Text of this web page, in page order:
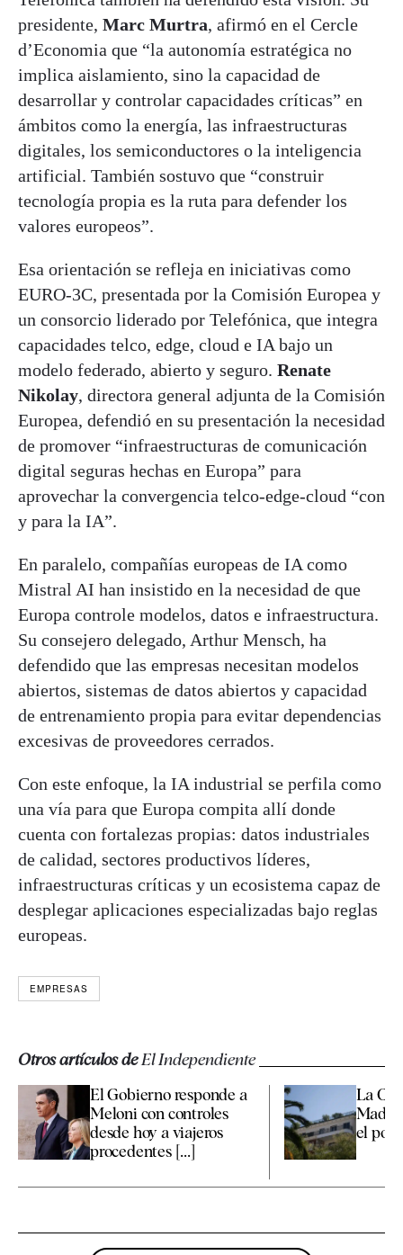
presidente, Marc Murtra, afirmó en el Cercle
d’Economia que “la autonomía estratégica no
implica aislamiento, sino la capacidad de
desarrollar y controlar capacidades críticas” en
ámbitos como la energía, las infraestructuras
digitales, los semiconductores o la inteligencia
artificial. También sostuvo que “construir
tecnología propia es la ruta para defender los
valores europeos”.
Esa orientación se refleja en iniciativas como
EURO-3C, presentada por la Comisión Europea y
un consorcio liderado por Telefónica, que integra
capacidades telco, edge, cloud e IA bajo un
modelo federado, abierto y seguro. Renate
Nikolay, directora general adjunta de la Comisión
Europea, defendió en su presentación la necesidad
de promover “infraestructuras de comunicación
digital seguras hechas en Europa” para
aprovechar la convergencia telco-edge-cloud “con
y para la IA”.
En paralelo, compañías europeas de IA como
Mistral AI han insistido en la necesidad de que
Europa controle modelos, datos e infraestructura.
Su consejero delegado, Arthur Mensch, ha
defendido que las empresas necesitan modelos
abiertos, sistemas de datos abiertos y capacidad
de entrenamiento propia para evitar dependencias
excesivas de proveedores cerrados.
Con este enfoque, la IA industrial se perfila como
una vía para que Europa compita allí donde
cuenta con fortalezas propias: datos industriales
de calidad, sectores productivos líderes,
infraestructuras críticas y un ecosistema capaz de
desplegar aplicaciones especializadas bajo reglas
europeas.
EMPRESAS
Otros artículos deEl Independiente
El Gobierno responde a
Meloni con controles
desde hoy a viajeros
procedentes [...]
La
el